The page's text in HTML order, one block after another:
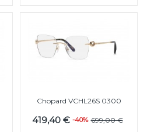
Chopard VCHL26S 0300
419,40 € -40% 699,00 €